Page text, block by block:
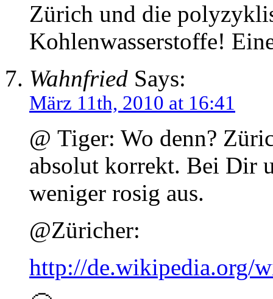
Zürich und die
Kohlenwasserstoffe!
Wahnfried Says:
März 11th, 2010 at 16:41
@ Tiger: Wo denn?
absolut korrekt. Bei Dir
weniger rosig aus.
@Züricher:
http://de.wikipedia.org/